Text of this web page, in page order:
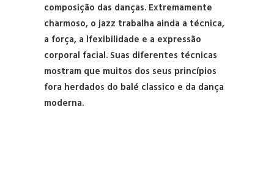
composição das danças. Extremamente
charmoso, o jazz trabalha ainda a técnica,
a força, a lfexibilidade e a expressão
corporal facial. Suas diferentes técnicas
mostram que muitos dos seus princípios
fora herdados do balé classico e da dança
moderna.